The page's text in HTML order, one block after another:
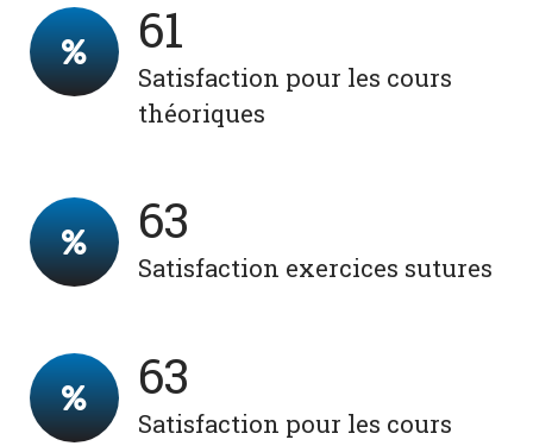
80
Satisfaction pour les cours
théoriques
83
Satisfaction exercices sutures
83
Satisfaction pour les cours